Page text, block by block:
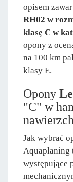
opisem
RH02 w
klasę C w
opony z
na 100 km
klasy E.
Opony
"C" w
Jak wybrać
Aquaplaning
występujące